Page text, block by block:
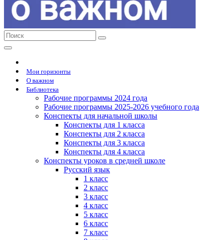
Мои горизонты
О важном
Библиотека
Рабочие программы 2024 года
Рабочие программы 2025-2026 учебного года
Конспекты для начальной школы
Конспекты для 1 класса
Конспекты для 2 класса
Конспекты для 3 класса
Конспекты для 4 класса
Конспекты уроков в средней школе
Русский язык
1 класс
2 класс
3 класс
4 класс
5 класс
6 класс
7 класс